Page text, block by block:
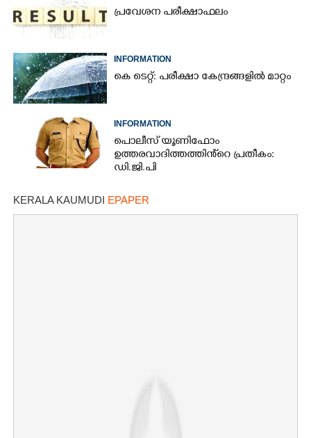
പ്രവേശന പരീക്ഷാഫലം
INFORMATION
കെ ടെറ്റ്: പരീക്ഷാ കേന്ദ്രങ്ങളിൽ മാറ്റം
INFORMATION
പൊലീസ് യൂണിഫോം
ഉത്തരവാദിത്തത്തിൻ്റെ പ്രതീകം:
ഡി.ജി.പി
KERALA KAUMUDI EPAPER